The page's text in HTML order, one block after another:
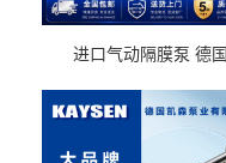
进口气动隔膜泵 德国
送气动泵